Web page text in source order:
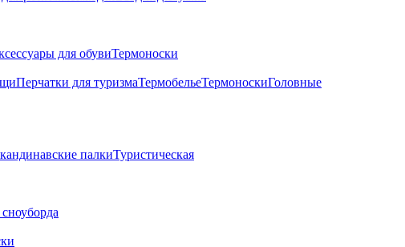
для обувиТермоноски
Перчатки для туризмаТермобельеТермоноскиГоловные
палкиТуристическая